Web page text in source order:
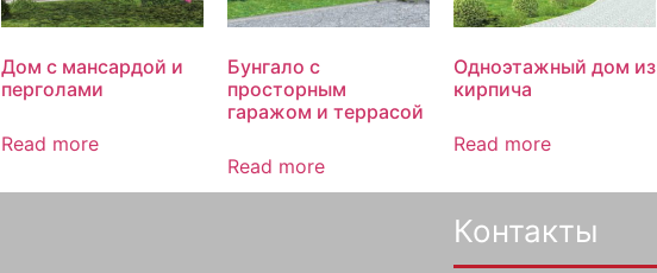
Дом с мансардой и
перголами
Read more
Бунгало с
просторным
гаражом и террасой
Read more
Одноэтажный дом из
кирпича
Read more
Контакты